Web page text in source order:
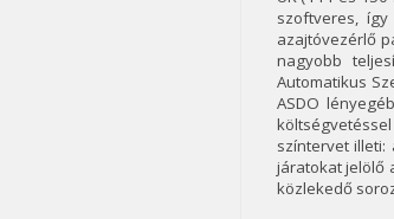
szoftveres,
azajtóvezérlő
nagyobb
Automatikus
ASDO
színtervet
járatokat jelölő
közlekedő